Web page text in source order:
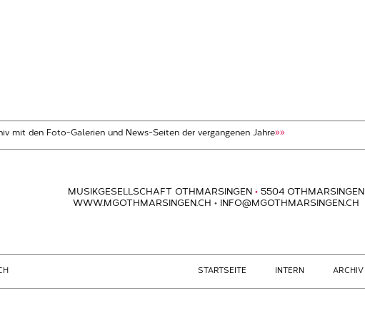
mit den Foto-Galerien und News-Seiten der vergangenen Jahre»»
MUSIKGESELLSCHAFT OTHMARSINGEN • 5504 OTHMARSINGEN
WWW.MGOTHMARSINGEN.CH • INFO@MGOTHMARSINGEN.CH
STARTSEITE INTERN ARCHIV